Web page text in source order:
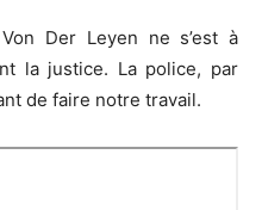
Der Leyen ne s’est à
la justice. La police, par
de faire notre travail.